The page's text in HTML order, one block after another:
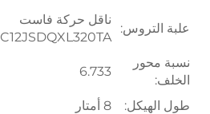
علبة التروس:
ناقل حركة فاست
C12JSDQXL320TA
نسبة محور
الخلف:
6.733
طول الهيكل: 8 أمتار